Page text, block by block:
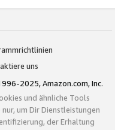
uns
2025, Amazon.com, Inc.
und ähnliche Tools
um Dir Dienstleistungen
der Erhaltung